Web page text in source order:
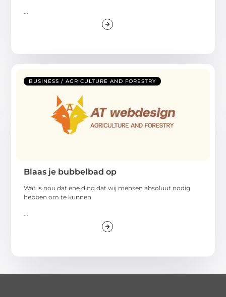
BUSINESS / AGRICULTURE AND FORESTRY
Blaas je bubbelbad op
Wat is nou dat ene ding dat wij mensen absoluut nodig
hebben om te kunnen